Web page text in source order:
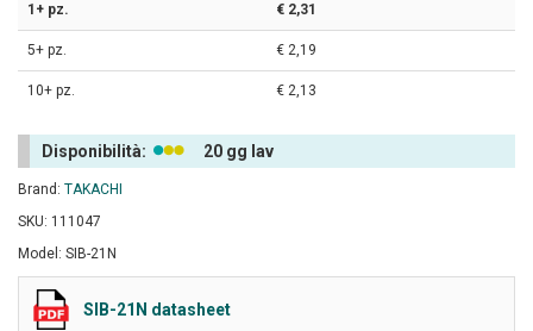
1+ pz. € 2,31
5+ pz. € 2,19
10+ pz. € 2,13
Disponibilità: 20 gg lav
Brand: TAKACHI
SKU: 111047
Model: SIB-21N
SIB-21N datasheet